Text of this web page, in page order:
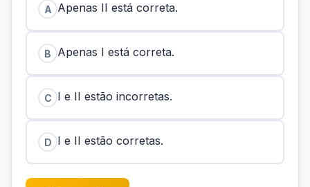
A Apenas II está correta.
B Apenas I está correta.
C I e II estão incorretas.
D I e II estão corretas.